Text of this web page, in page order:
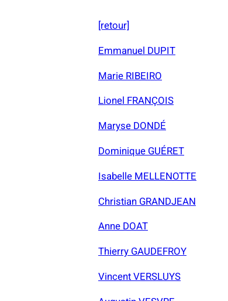
[retour]
Emmanuel DUPIT
Marie RIBEIRO
Lionel FRANÇOIS
Maryse DONDÉ
Dominique GUÉRET
Isabelle MELLENOTTE
Christian GRANDJEAN
Anne DOAT
Thierry GAUDEFROY
Vincent VERSLUYS